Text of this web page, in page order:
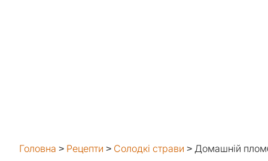
Головна > Рецепти > Солодкі страви > Домашній